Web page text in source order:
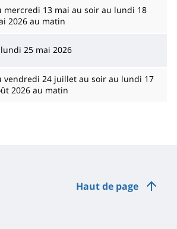
mercredi 13 mai au soir au lundi 18
2026 au matin
25 mai 2026
vendredi 24 juillet au soir au lundi 17
2026 au matin
Haut de page